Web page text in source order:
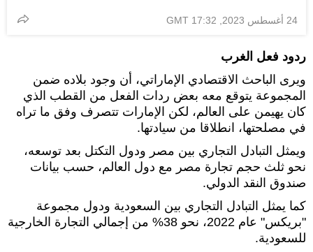
24 أغسطس 2023, 17:32 GMT
ردود فعل الغرب
ويرى الباحث الاقتصادي الإماراتي، أن وجود بلاده ضمن
المجموعة يتوقع معه بعض ردات الفعل من القطب الذي
كان يهيمن على العالم، لكن الإمارات تتصرف وفق ما تراه
في مصلحتها، انطلاقا من سيادتها.
ويمثل التبادل التجاري بين مصر ودول التكتل بعد توسعه،
نحو ثلث حجم تجارة مصر مع دول العالم، حسب بيانات
صندوق النقد الدولي.
كما يمثل التبادل التجاري بين السعودية ودول مجموعة
"بريكس" عام 2022، نحو 38% من إجمالي التجارة الخارجية
للسعودية.